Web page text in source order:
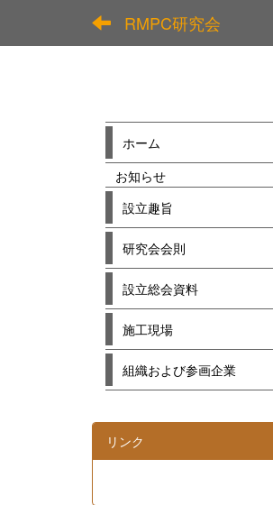
RMPC研究会
ホーム
お知らせ
設立趣旨
研究会会則
設立総会資料
施工現場
組織および参画企業
リンク